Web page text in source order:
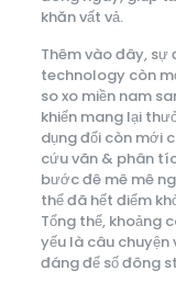
khăn vất vả.
Thêm vào đây, sự
technology còn
so xo miền nam
khiến mang lại
dụng đổi còn mới
cứu vãn & phân
bước đê mê mê
thể đã hết điểm
Tổng thể, khoảng
yếu là câu
đáng để số đông